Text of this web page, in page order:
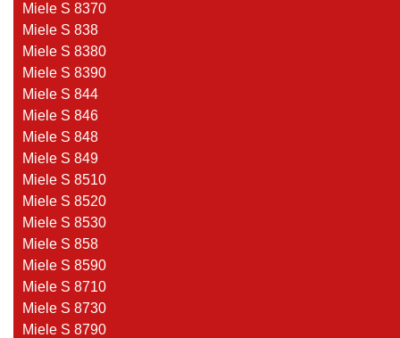
Miele S 8370
Miele S 838
Miele S 8380
Miele S 8390
Miele S 844
Miele S 846
Miele S 848
Miele S 849
Miele S 8510
Miele S 8520
Miele S 8530
Miele S 858
Miele S 8590
Miele S 8710
Miele S 8730
Miele S 8790